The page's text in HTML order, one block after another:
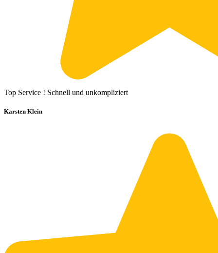
Top Service ! Schnell und unkompliziert
Karsten Klein